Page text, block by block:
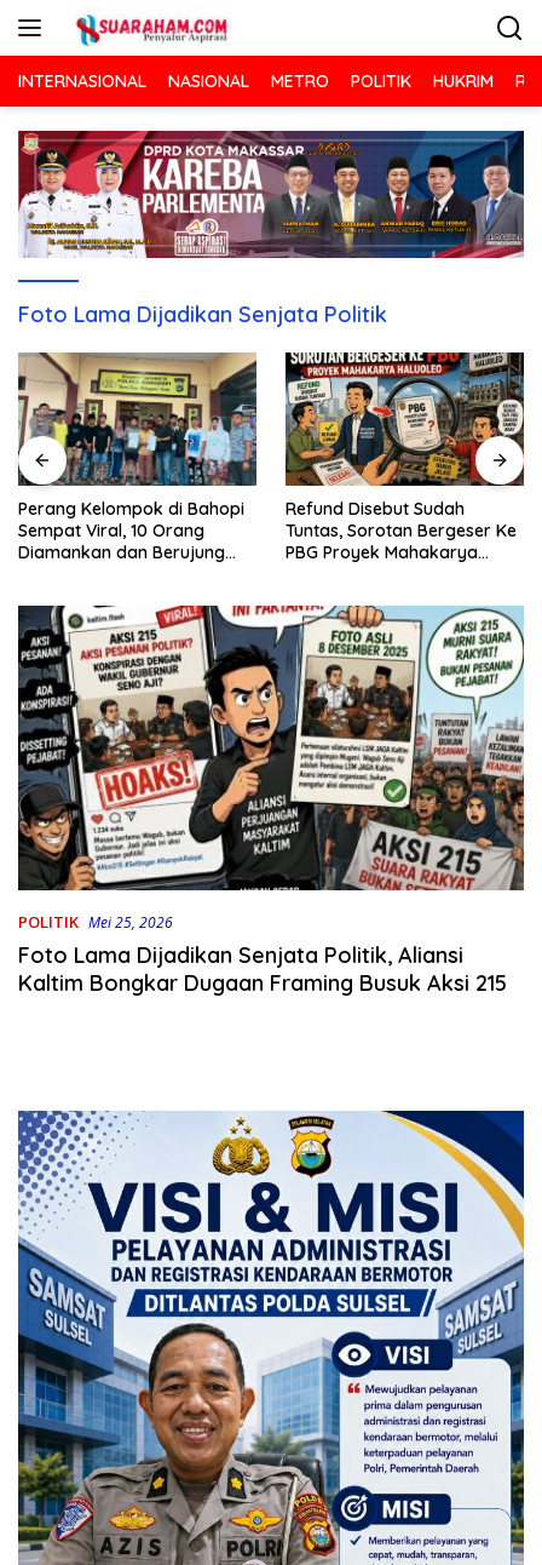
INTERNASIONAL NASIONAL METRO POLITIK HUKRIM
Foto Lama Dijadikan Senjata Politik
Perang Kelompok di Bahopi
Sempat Viral, 10 Orang
Diamankan dan Berujung
Refund Disebut Sudah
Tuntas, Sorotan Bergeser Ke
PBG Proyek Mahakarya
POLITIK Mei 25, 2026
Foto Lama Dijadikan Senjata Politik, Aliansi
Kaltim Bongkar Dugaan Framing Busuk Aksi 215